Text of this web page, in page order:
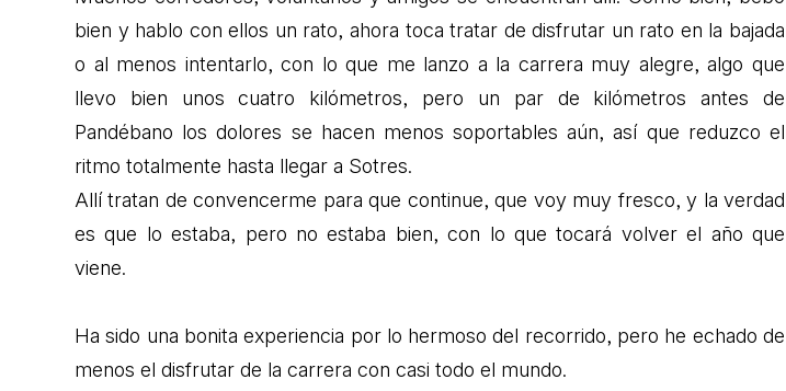
bien y hablo con ellos un rato, ahora toca tratar de disfrutar un rato en la bajada
o al menos intentarlo, con lo que me lanzo a la carrera muy alegre, algo que
llevo bien unos cuatro kilómetros, pero un par de kilómetros antes de
Pandébano los dolores se hacen menos soportables aún, así que reduzco el
ritmo totalmente hasta llegar a Sotres.
Allí tratan de convencerme para que continue, que voy muy fresco, y la verdad
es que lo estaba, pero no estaba bien, con lo que tocará volver el año que
viene.
Ha sido una bonita experiencia por lo hermoso del recorrido, pero he echado de
menos el disfrutar de la carrera con casi todo el mundo.